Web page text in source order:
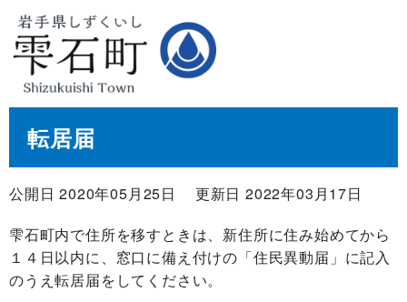
転居届
公開日 2020年05月25日
更新日 2022年03月17日
雫石町内で住所を移すときは、新住所に住み始めてから
１４日以内に、窓口に備え付けの「住民異動届」に記入
のうえ転居届をしてください。